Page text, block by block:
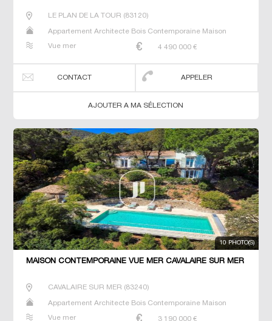
LE PLAN DE LA TOUR (83120)
Appartement Architecte Bois Contemporaine Maison
Vue mer
4 490 000 €
CONTACT APPELER
AJOUTER A MA SÉLECTION
10 PHOTO(S)
MAISON CONTEMPORAINE VUE MER CAVALAIRE SUR MER
CAVALAIRE SUR MER (83240)
Appartement Architecte Bois Contemporaine Maison
Vue mer
3 190 000 €